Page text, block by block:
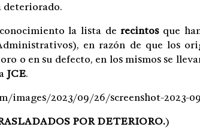
deteriorado.
conocimiento la lista derecintosque
en razón de que los
o en su defecto, en los mismos se
JCE.
images/2023/09/26/screenshot-2023-
POR DETERIORO.)